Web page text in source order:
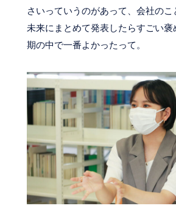
さいっていうのがあって、会社のこ
未来にまとめて発表したらすごい褒
期の中で一番よかったって。